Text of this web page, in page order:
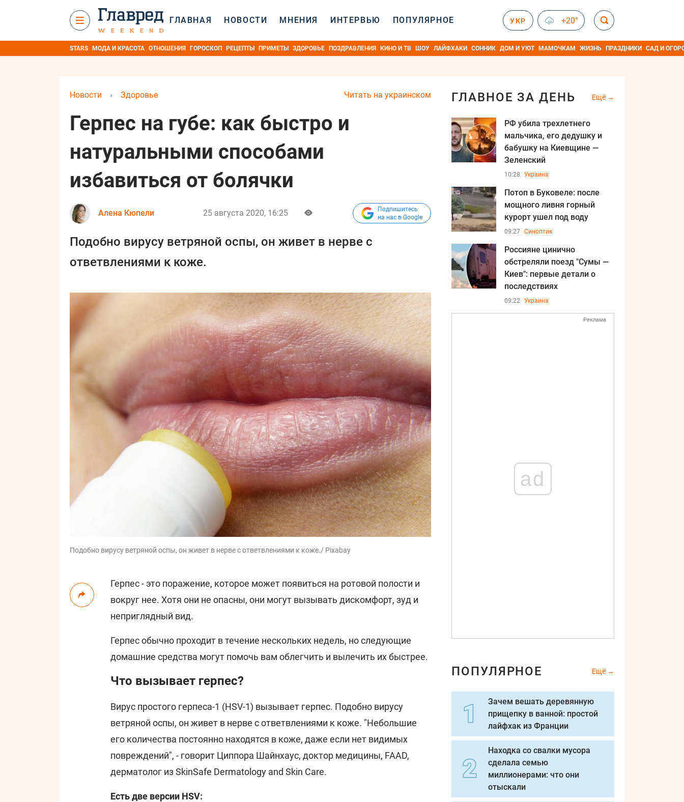
ГЛАВНАЯ НОВОСТИ МНЕНИЯ ИНТЕРВЬЮ ПОПУЛЯРНОЕ УКР +20°
STARS МОДА И КРАСОТА ОТНОШЕНИЯ ГОРОСКОП РЕЦЕПТЫ ПРИМЕТЫ ЗДОРОВЬЕ ПОЗДРАВЛЕНИЯ КИНО И ТВ ШОУ ЛАЙФХАКИ СОННИК ДОМ И УЮТ МАМОЧКАМ ЖИЗНЬ ПРАЗДНИКИ САД И
Читать на украинском
Новости › Здоровье
Герпес на губе: как быстро и
натуральными способами
избавиться от болячки
Алена Кюпели 25 августа 2020, 16:25
Подпишитесь
на нас в Google
Подобно вирусу ветряной оспы, он живет в нерве с
ответвлениями к коже.
Подобно вирусу ветряной оспы, он живет в нерве с ответвлениями к коже./ Pixabay
Герпес - это поражение, которое может появиться на ротовой полости и
вокруг нее. Хотя они не опасны, они могут вызывать дискомфорт, зуд и
неприглядный вид.
Герпес обычно проходит в течение нескольких недель, но следующие
домашние средства могут помочь вам облегчить и вылечить их быстрее.
Что вызывает герпес?
Вирус простого герпеса-1 (HSV-1) вызывает герпес. Подобно вирусу
ветряной оспы, он живет в нерве с ответвлениями к коже. "Небольшие
его количества постоянно находятся в коже, даже если нет видимых
повреждений", - говорит Циппора Шайнхаус, доктор медицины, FAAD,
дерматолог из SkinSafe Dermatology and Skin Care.
Есть две версии HSV:
ГЛАВНОЕ ЗА ДЕНЬ Ещё
РФ убила трехлетнего
мальчика, его дедушку и
бабушку на Киевщине —
Зеленский
10:28 Украина
Потоп в Буковеле: после
мощного ливня горный
курорт ушел под воду
09:27 Синоптик
Россияне цинично
обстреляли поезд "Сумы —
Киев": первые детали о
последствиях
09:22 Украина
Реклама
ad
ПОПУЛЯРНОЕ Ещё
Зачем вешать деревянную
прищепку в ванной: простой
лайфхак из Франции
Находка со свалки мусора
сделала семью
миллионерами: что они
отыскали